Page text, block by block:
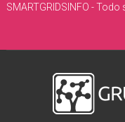
SMARTGRIDSINFO -